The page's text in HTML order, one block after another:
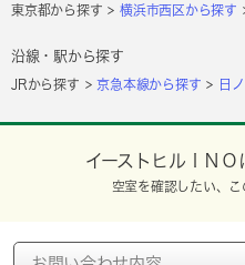
東京都から探す 横浜市西区から探す
沿線・駅から探す
JRから探す 京急本線から探す 日
イーストヒルＩＮ
空室を確認したい、